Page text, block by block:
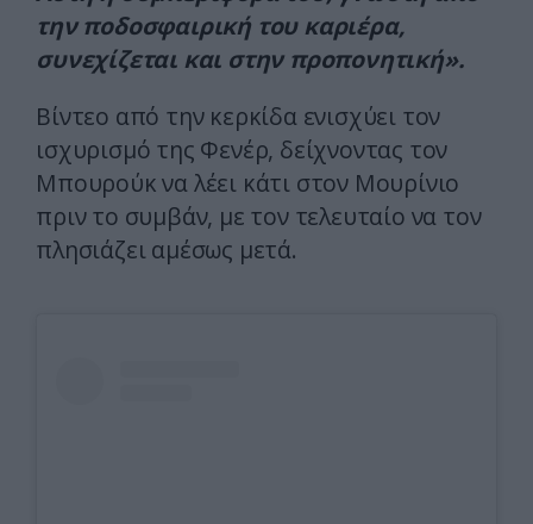
την ποδοσφαιρική του καριέρα,
συνεχίζεται και στην προπονητική».
Βίντεο από την κερκίδα ενισχύει τον
ισχυρισμό της Φενέρ, δείχνοντας τον
Μπουρούκ να λέει κάτι στον Μουρίνιο
πριν το συμβάν, με τον τελευταίο να τον
πλησιάζει αμέσως μετά.